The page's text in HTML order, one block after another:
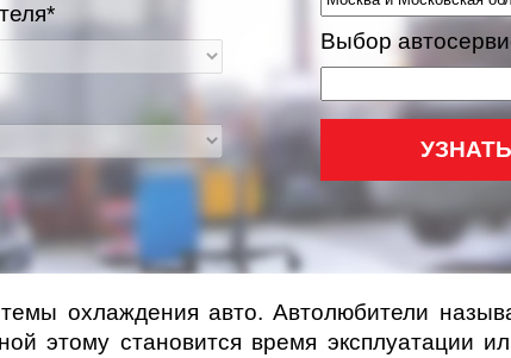
Выбор
охлаждения авто. Автолюбители
этому становится время эксплуатации